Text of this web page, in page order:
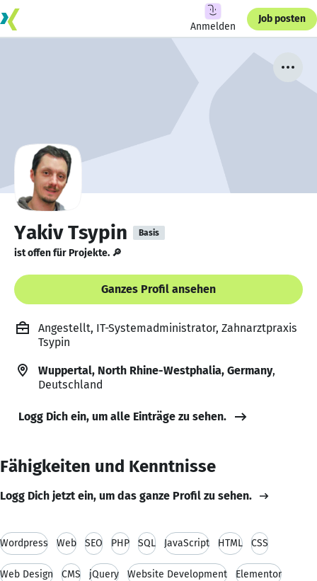
Anmelden
Job posten
Yakiv Tsypin Basis
ist offen für Projekte. 🔎
Ganzes Profil ansehen
Angestellt, IT-Systemadministrator, Zahnarztpraxis
Tsypin
Wuppertal, North Rhine-Westphalia, Germany,
Deutschland
Logg Dich ein, um alle Einträge zu sehen.
Fähigkeiten und Kenntnisse
Logg Dich jetzt ein, um das ganze Profil zu sehen.
Wordpress Web SEO PHP SQL JavaScript HTML CSS
Web Design CMS jQuery Website Development Elementor